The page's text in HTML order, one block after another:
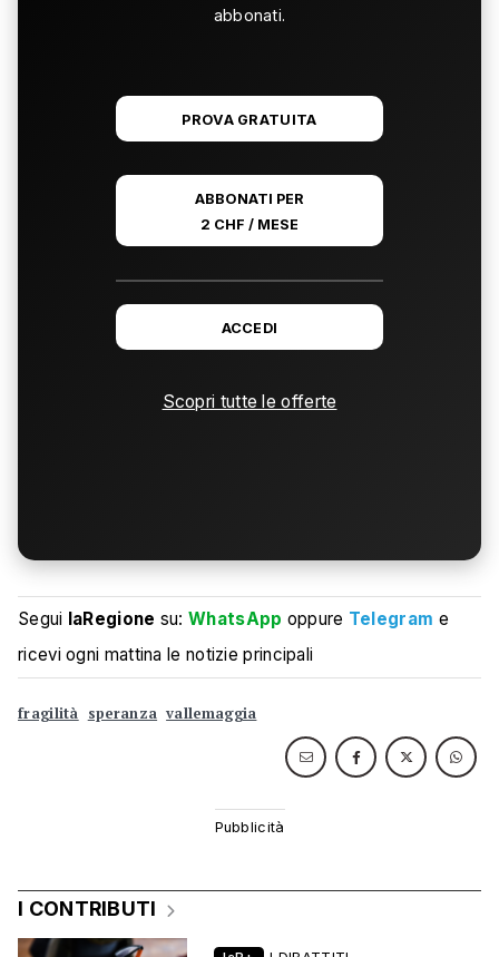
abbonati.
PROVA GRATUITA
ABBONATI PER
2 CHF / MESE
ACCEDI
Scopri tutte le offerte
Segui laRegione su:WhatsApp oppure Telegram e
ricevi ogni mattina le notizie principali
fragilità speranza vallemaggia
I CONTRIBUTI